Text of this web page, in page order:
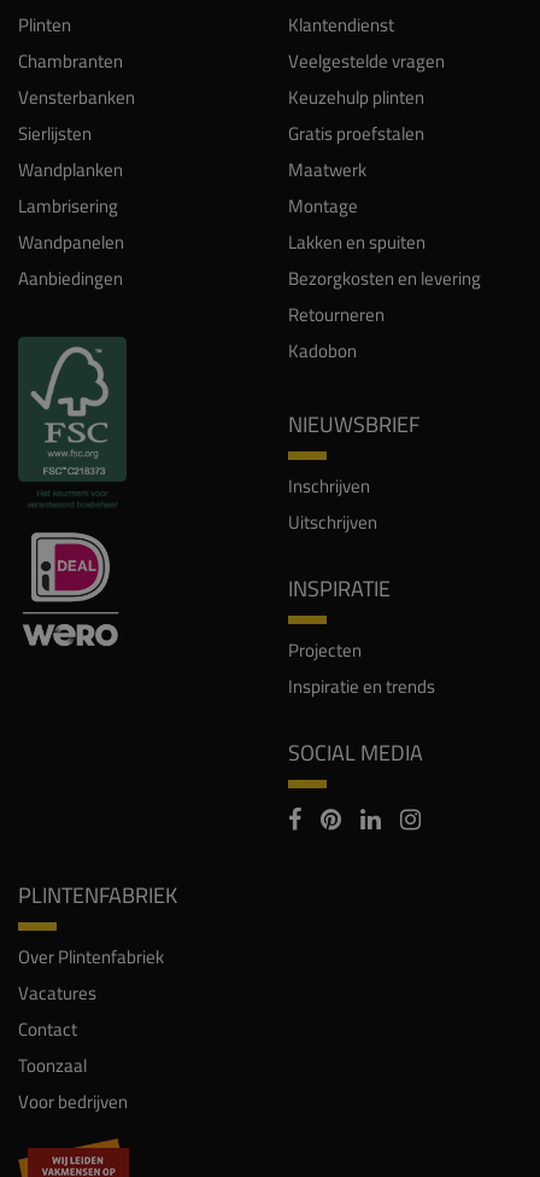
Plinten
Chambranten
Vensterbanken
Sierlijsten
Wandplanken
Lambrisering
Wandpanelen
Aanbiedingen
Klantendienst
Veelgestelde vragen
Keuzehulp plinten
Gratis proefstalen
Maatwerk
Montage
Lakken en spuiten
Bezorgkosten en levering
Retourneren
Kadobon
NIEUWSBRIEF
Inschrijven
Uitschrijven
INSPIRATIE
Projecten
Inspiratie en trends
SOCIAL MEDIA
PLINTENFABRIEK
Over Plintenfabriek
Vacatures
Contact
Toonzaal
Voor bedrijven